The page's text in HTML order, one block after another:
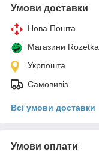
Умови доставки
Нова Пошта
Магазини Rozetka
Укрпошта
Самовивіз
Всі умови доставки
Умови оплати